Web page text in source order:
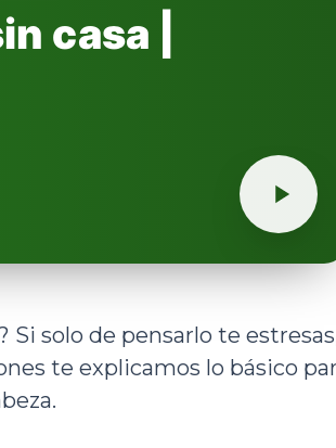
casa |
Si solo de pensarlo te
te explicamos lo básico